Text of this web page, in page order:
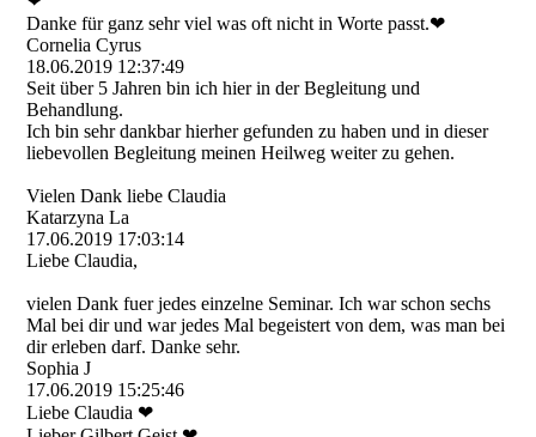
Danke für ganz sehr viel was oft nicht in Worte passt.❤
Cornelia Cyrus
18.06.2019 12:37:49
Seit über 5 Jahren bin ich hier in der Begleitung und
Behandlung.
Ich bin sehr dankbar hierher gefunden zu haben und in dieser
liebevollen Begleitung meinen Heilweg weiter zu gehen.
Vielen Dank liebe Claudia
Katarzyna La
17.06.2019 17:03:14
Liebe Claudia,
vielen Dank fuer jedes einzelne Seminar. Ich war schon sechs
Mal bei dir und war jedes Mal begeistert von dem, was man bei
dir erleben darf. Danke sehr.
Sophia J
17.06.2019 15:25:46
Liebe Claudia ❤